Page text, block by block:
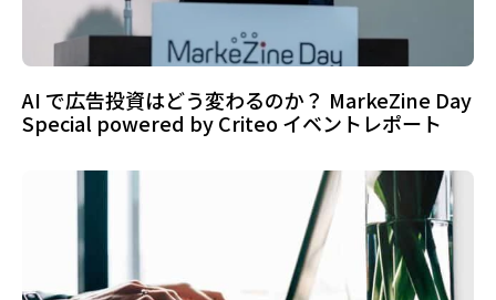
AI で広告投資はどう変わるのか？ MarkeZine Day
Special powered by Criteo イベントレポート